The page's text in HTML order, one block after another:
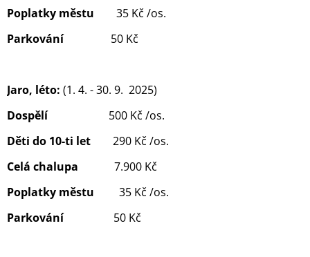
Poplatky městu 35 Kč /os.
Parkování50 Kč
Jaro, léto: (1. 4. - 30. 9. 2025)
Dospělí
500 Kč /os.
Děti do 10-ti let
290 Kč /os.
Celá chalupa 7.900 Kč
Poplatky městu 35 Kč /os.
Parkování50 Kč